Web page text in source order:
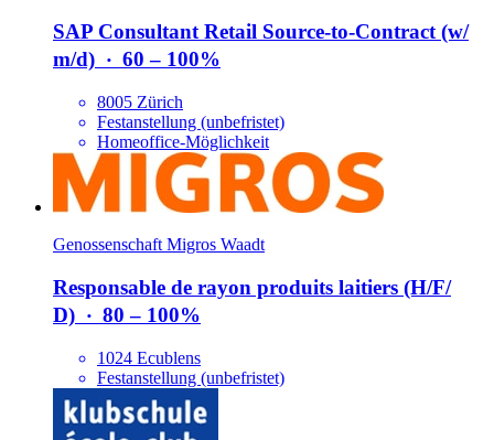
SAP Consultant Retail Source-to-Contract (w/​
m/​d) ‧ 60 – 100%
8005 Zürich
Festanstellung (unbefristet)
Homeoffice-Möglichkeit
Genossenschaft Migros Waadt
Responsable de rayon produits laitiers (H/​F/​
D) ‧ 80 – 100%
1024 Ecublens
Festanstellung (unbefristet)